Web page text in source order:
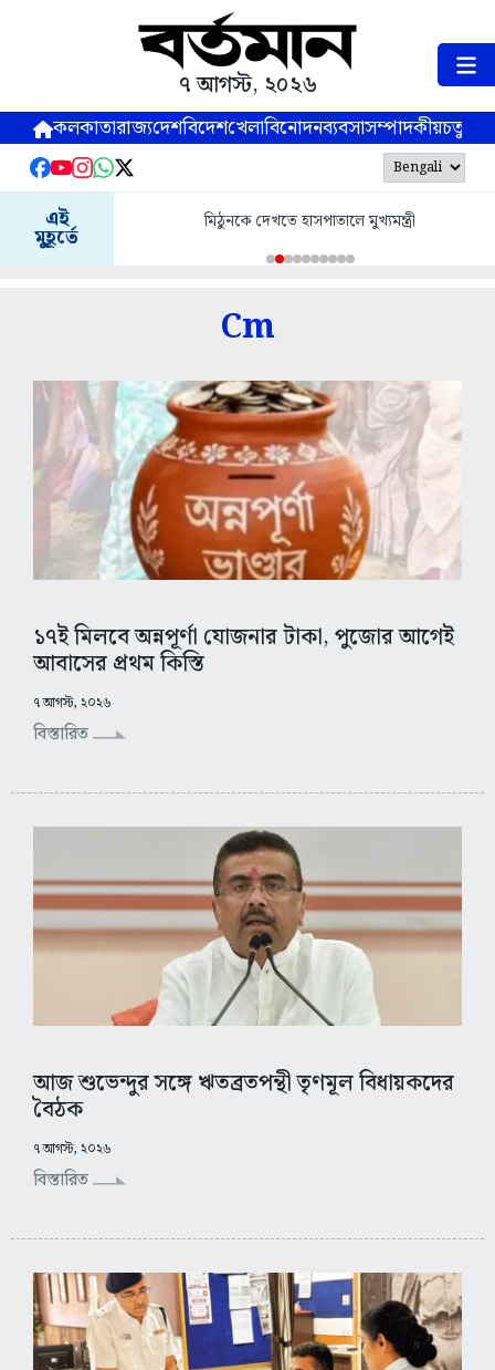
৭ আগস্ট, ২০২৬
কলকাতারাজ্যদেশবিদেশখেলাবিনোদনব্যবসাসম্পাদকীয়
এই
মুহূর্তে
মিঠুনকে দেখতে হাসপাতালে মুখ্যমন্ত্রী
Cm
১৭ই মিলবে অন্নপূর্ণা যোজনার টাকা, পুজোর আগেই
আবাসের প্রথম কিস্তি
৭ আগস্ট, ২০২৬
বিস্তারিত
আজ শুভেন্দুর সঙ্গে ঋতব্রতপন্থী তৃণমূল বিধায়কদের
বৈঠক
৭ আগস্ট, ২০২৬
বিস্তারিত